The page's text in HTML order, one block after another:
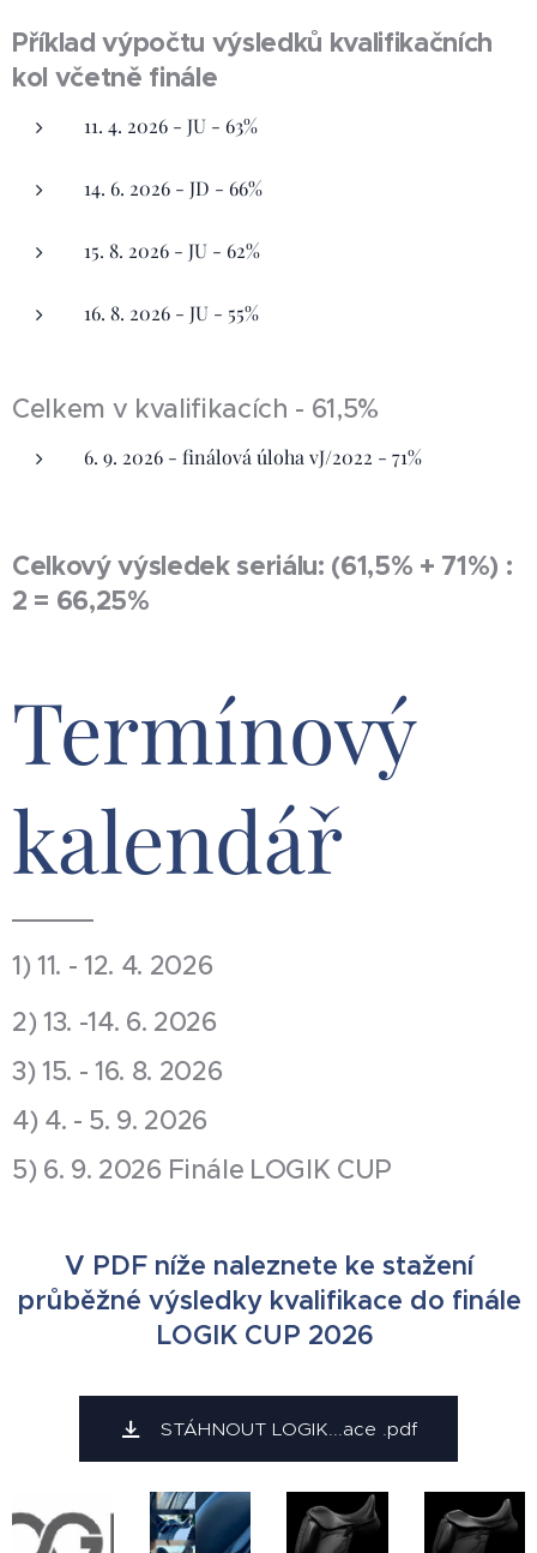
Příklad výpočtu výsledků kvalifikačních
kol včetně finále
11. 4. 2026 - JU - 63%
14. 6. 2026 - JD - 66%
15. 8. 2026 - JU - 62%
16. 8. 2026 - JU - 55%
Celkem v kvalifikacích - 61,5%
6. 9. 2026 - finálová úloha vJ/2022 - 71%
Celkový výsledek seriálu: (61,5% + 71%) :
2 = 66,25%
Termínový
kalendář
1) 11. - 12. 4. 2026
2) 13. -14. 6. 2026
3) 15. - 16. 8. 2026
4) 4. - 5. 9. 2026
5) 6. 9. 2026 Finále LOGIK CUP
V PDF níže naleznete ke stažení
průběžné výsledky kvalifikace do finále
LOGIK CUP 2026
STÁHNOUT LOGIK...ace .pdf